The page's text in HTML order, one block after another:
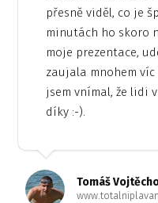
přesně viděl, co je
minutách ho skoro
moje prezentace,
zaujala mnohem
jsem vnímal, že lidi
díky :-).
Tomáš